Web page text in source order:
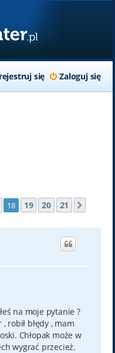
Zaloguj się
się
18 19 20 21
na moje pytanie ?
robił błędy , mam
Chłopak może w
wygrać przecież.